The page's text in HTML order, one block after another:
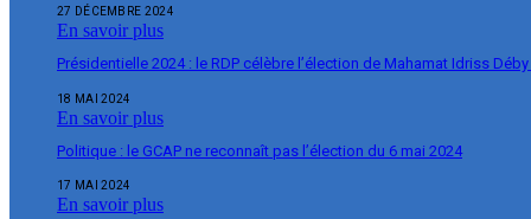
27 DÉCEMBRE 2024
En savoir plus
Présidentielle 2024 : le RDP célèbre l’élection de Mahamat Idriss
18 MAI 2024
En savoir plus
Politique : le GCAP ne reconnaît pas l’élection du 6 mai 2024
17 MAI 2024
En savoir plus